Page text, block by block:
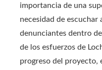
importancia de una
necesidad de escuchar
denunciantes dentro
de los esfuerzos de
progreso del proyecto,